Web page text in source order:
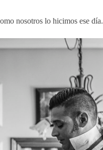
nosotros lo hicimos ese día.